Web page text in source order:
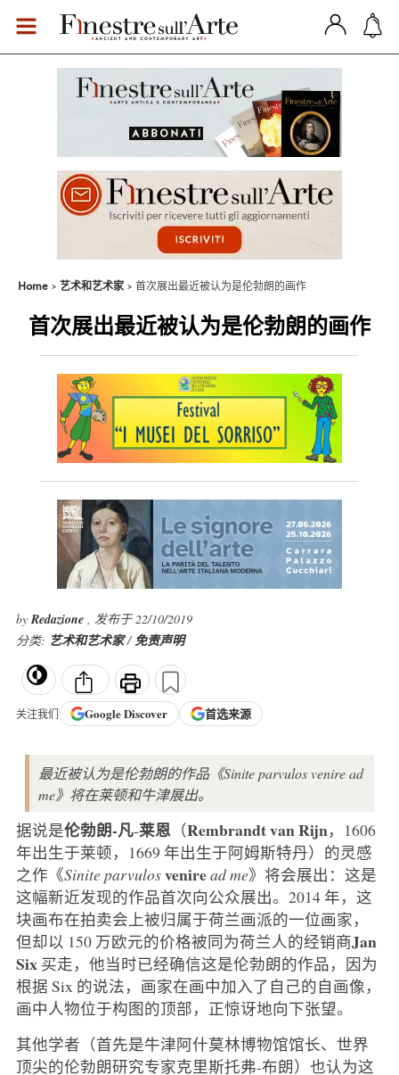
Home 艺术和艺术家 首次展出最近被认为是伦勃朗的画作
首次展出最近被认为是伦勃朗的画作
byRedazione , 发布于 22/10/2019
分类: 艺术和艺术家/免责声明
关注我们 GoogleDiscover 首选来源
最近被认为是伦勃朗的作品《Sinite parvulos venire ad
me》将在莱顿和牛津展出。
据说是伦勃朗-凡-莱恩 （Rembrandt van Rijn，1606
年出生于莱顿，1669 年出生于阿姆斯特丹）的灵感
之作《Sinite parvulosveniread me》将会展出：这是
这幅新近发现的作品首次向公众展出。2014 年，这
块画布在拍卖会上被归属于荷兰画派的一位画家，
但却以 150 万欧元的价格被同为荷兰人的经销商Jan
Six买走，他当时已经确信这是伦勃朗的作品，因为
根据 Six 的说法，画家在画中加入了自己的自画像，
画中人物位于构图的顶部，正惊讶地向下张望。
其他学者（首先是牛津阿什莫林博物馆馆长、世界
顶尖的伦勃朗研究专家克里斯托弗-布朗）也认为这